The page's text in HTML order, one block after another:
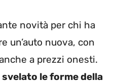
novità per chi ha
un’auto nuova, con
a prezzi onesti.
svelato le forme della